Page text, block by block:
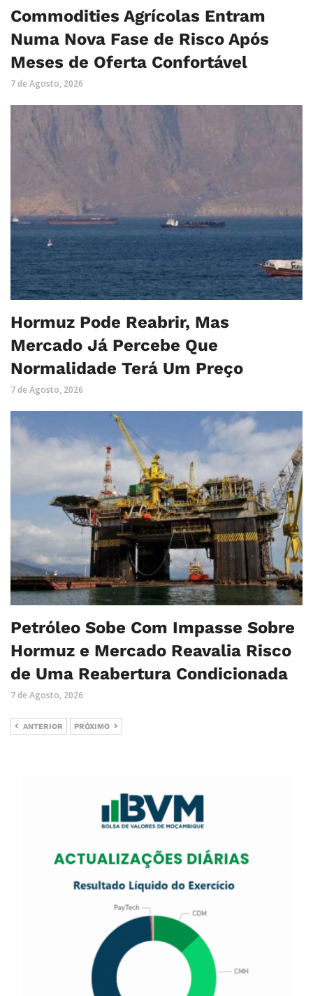
Commodities Agrícolas Entram
Numa Nova Fase de Risco Após
Meses de Oferta Confortável
7 de Agosto, 2026
Hormuz Pode Reabrir, Mas
Mercado Já Percebe Que
Normalidade Terá Um Preço
7 de Agosto, 2026
Petróleo Sobe Com Impasse Sobre
Hormuz e Mercado Reavalia Risco
de Uma Reabertura Condicionada
7 de Agosto, 2026
ANTERIOR PRÓXIMO